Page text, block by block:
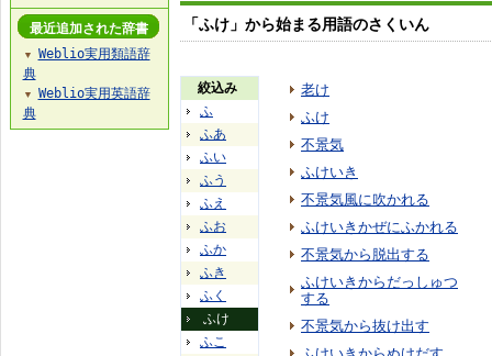
「ふけ」から始まる用語のさくいん
絞込み
ふ
ふあ
ふい
ふう
ふえ
ふお
ふか
ふき
ふく
ふけ
ふこ
老け
ふけ
不景気
ふけいき
不景気風に吹かれる
ふけいきかぜにふかれる
不景気から脱出する
ふけいきからだっしゅつ
する
不景気から抜け出す
最近追加された辞書
▼
Weblio実用類語辞
典
▼
Weblio実用英語辞
典